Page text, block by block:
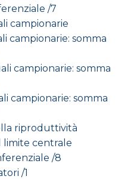
/7
campionarie
campionarie: somma
campionarie: somma
campionarie: somma
riproduttività
limite centrale
/8
/1